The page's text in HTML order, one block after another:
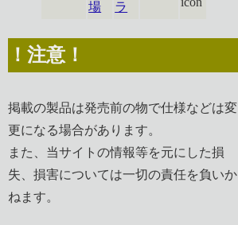
場
ラ
！注意！
掲載の製品は発売前の物で仕様などは変
更になる場合があります。
また、当サイトの情報等を元にした損
失、損害については一切の責任を負いか
ねます。